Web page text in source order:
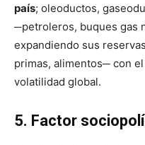
país; oleoductos,
─petroleros, buques gas
expandiendo sus
primas, alimentos─ con
volatilidad global.
5. Factor